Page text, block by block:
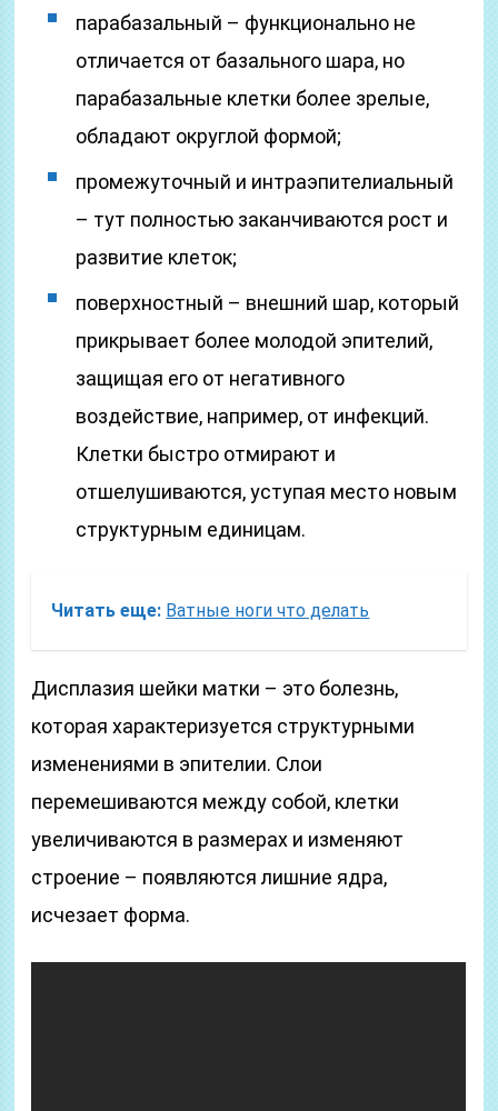
парабазальный – функционально не
отличается от базального шара, но
парабазальные клетки более зрелые,
обладают округлой формой;
промежуточный и интраэпителиальный
– тут полностью заканчиваются рост и
развитие клеток;
поверхностный – внешний шар, который
прикрывает более молодой эпителий,
защищая его от негативного
воздействие, например, от инфекций.
Клетки быстро отмирают и
отшелушиваются, уступая место новым
структурным единицам.
Читать еще: Ватные ноги что делать
Дисплазия шейки матки – это болезнь,
которая характеризуется структурными
изменениями в эпителии. Слои
перемешиваются между собой, клетки
увеличиваются в размерах и изменяют
строение – появляются лишние ядра,
исчезает форма.